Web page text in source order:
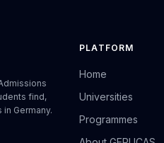
find,
Germany.
PLATFORM
Home
Universities
Programmes